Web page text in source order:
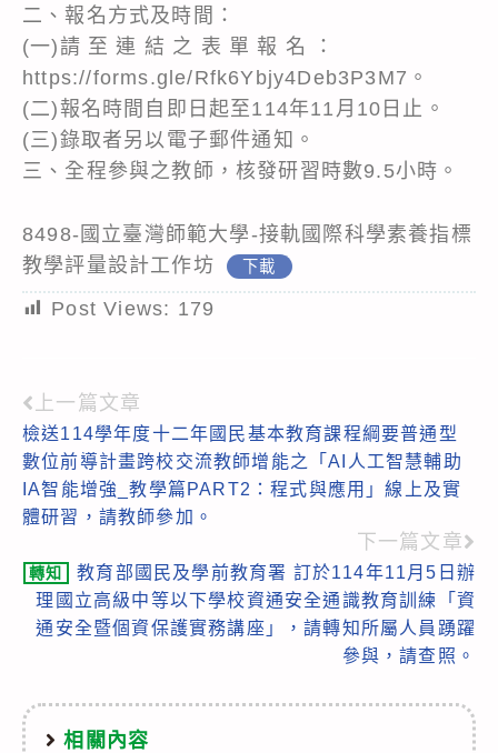
二、報名方式及時間：
(一)請 至 連 結 之 表 單 報 名 ：
https://forms.gle/Rfk6Ybjy4Deb3P3M7。
(二)報名時間自即日起至114年11月10日止。
(三)錄取者另以電子郵件通知。
三、全程參與之教師，核發研習時數9.5小時。
8498-國立臺灣師範大學-接軌國際科學素養指標
教學評量設計工作坊
下載
Post Views: 179
Read
more
articles
上一篇文章
檢送114學年度十二年國民基本教育課程綱要普通型
數位前導計畫跨校交流教師增能之「AI人工智慧輔助
IA智能增強_教學篇PART2：程式與應用」線上及實
體研習，請教師參加。
下一篇文章
轉知
教育部國民及學前教育署 訂於114年11月5日辦
理國立高級中等以下學校資通安全通識教育訓練「資
通安全暨個資保護實務講座」，請轉知所屬人員踴躍
參與，請查照。
相關內容